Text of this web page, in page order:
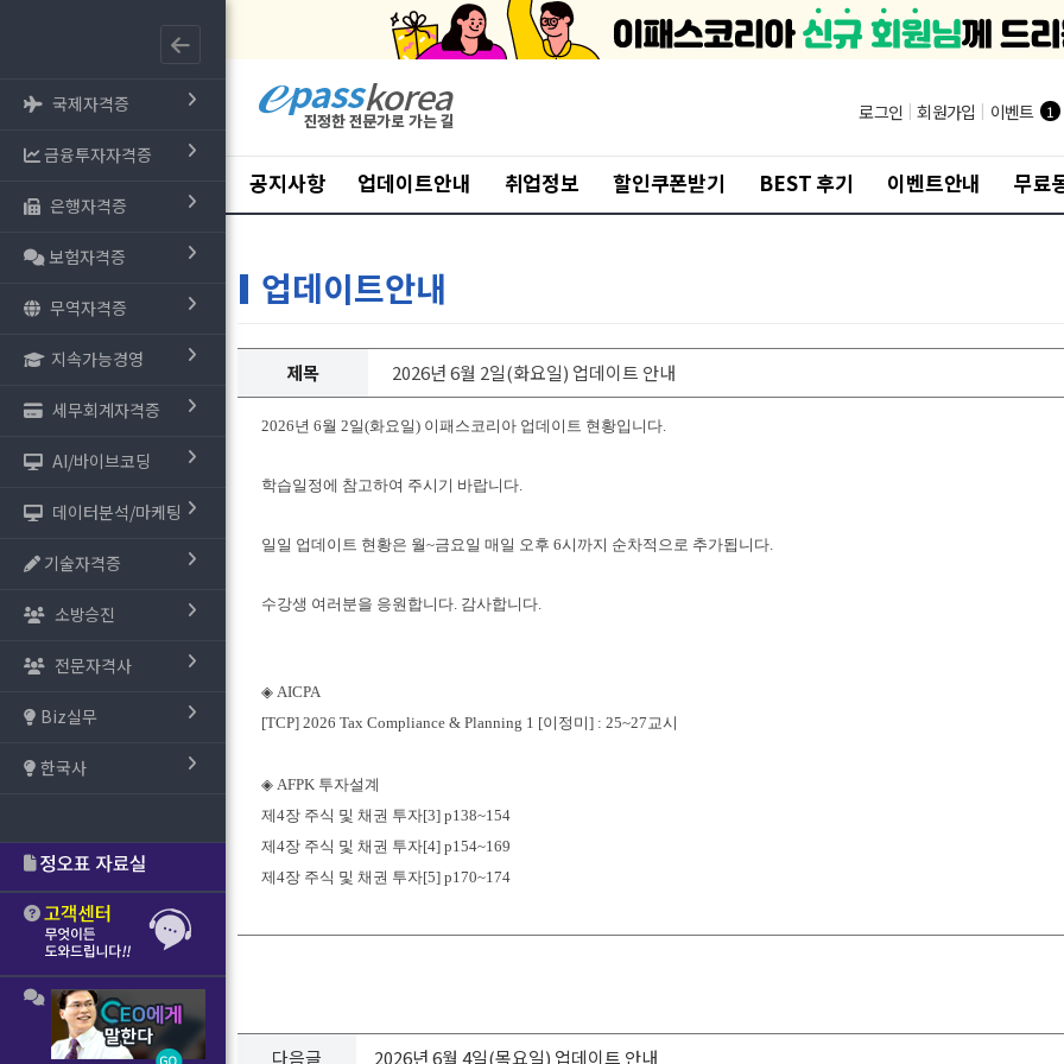
국제자격증
금융투자자격증
은행자격증
보험자격증
무역자격증
지속가능경영
세무회계자격증
AI/바이브코딩
데이터분석/마케팅
기술자격증
소방승진
전문자격사
Biz실무
한국사
로그인 | 회원가입 | 이벤트 1
공지사항 업데이트안내 취업정보 할인쿠폰받기 BEST 후기 이벤트안내 무료
업데이트안내
제목 2026년 6월 2일(화요일) 업데이트 안내
2026년 6월 2일(화요일) 이패스코리아 업데이트 현황입니다.
학습일정에 참고하여 주시기 바랍니다.
일일 업데이트 현황은 월~금요일 매일 오후 6시까지 순차적으로 추가됩니다.
수강생 여러분을 응원합니다. 감사합니다.
◈ AICPA
[TCP] 2026 Tax Compliance & Planning 1 [이정미] : 25~27교시
◈ AFPK 투자설계
제4장 주식 및 채권 투자[3] p138~154
제4장 주식 및 채권 투자[4] p154~169
제4장 주식 및 채권 투자[5] p170~174
다음글 2026년 6월 4일(목요일) 업데이트 안내